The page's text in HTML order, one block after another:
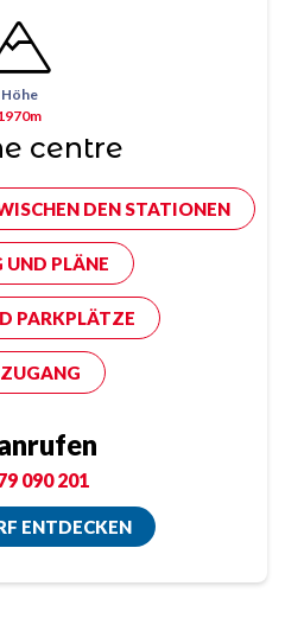
Höhe
centre
DEN STATIONEN
UND PLÄNE
PARKPLÄTZE
090 201
ENTDECKEN